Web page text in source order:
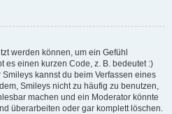
werden können, um ein Gefühl
es einen kurzen Code, z. B. bedeutet :)
kannst du beim Verfassen eines
Smileys nicht zu häufig zu benutzen,
machen und ein Moderator könnte
überarbeiten oder gar komplett löschen.